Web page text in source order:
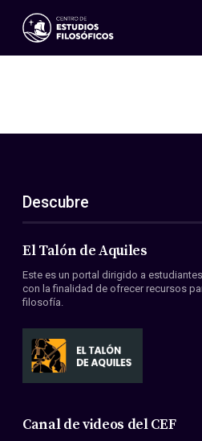
Eventos
ES
EN
Acerca de nosotros
Miembros
Convenios
Descubre
El Talón de Aquiles
Este es un portal dirigido a
con la finalidad de ofrecer recursos
filosofía.
Canal de videos del CEF